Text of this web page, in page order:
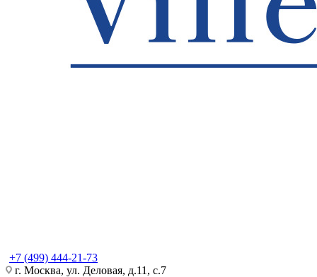
+7 (499) 444-21-73
г. Москва, ул. Деловая, д.11, с.7